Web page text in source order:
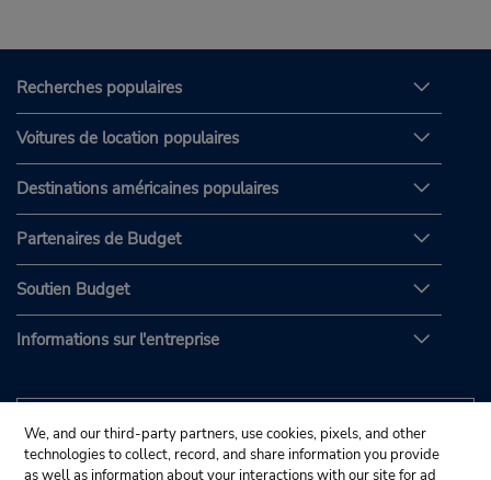
Recherches populaires
Voitures de location populaires
Destinations américaines populaires
Partenaires de Budget
Soutien Budget
Informations sur l'entreprise
We, and our third-party partners, use cookies, pixels, and other
technologies to collect, record, and share information you provide
as well as information about your interactions with our site for ad